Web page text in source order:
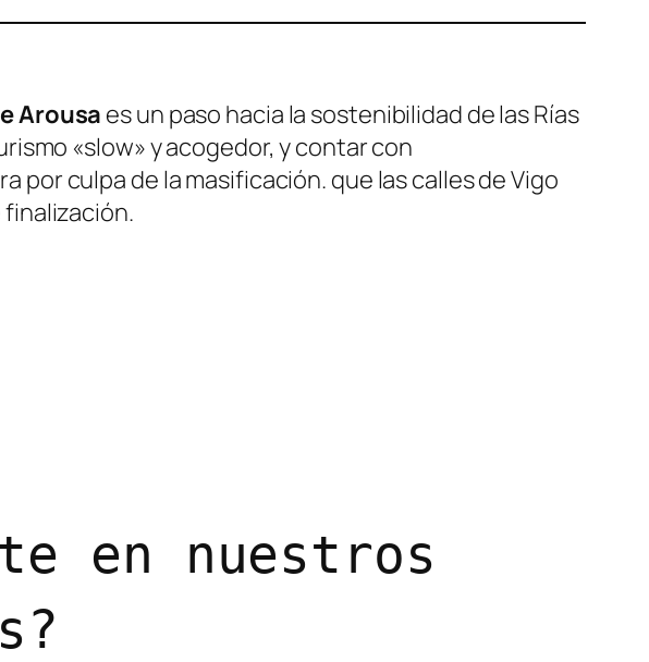
Arousa es un paso hacia la sostenibilidad de las Rías
«slow» y acogedor, y contar con
culpa de la masificación. que las calles de Vigo
en nuestros